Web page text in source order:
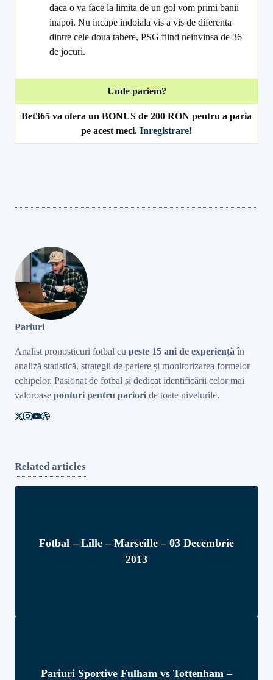
daca o va face la limita de un gol vom primi banii
inapoi. Nu incape indoiala vis a vis de diferenta
dintre cele doua tabere, PSG fiind neinvinsa de 36
de jocuri.
Unde pariem?
Bet365 va ofera un BONUS de 200 RON pentru a paria
pe acest meci. Inregistrare!
Pariuri
Analist pronosticuri fotbal cu peste 15 ani de experiență în
analiză statistică, strategii de pariere și monitorizarea formelor
echipelor. Pasionat de fotbal și dedicat identificării celor mai
valoroase ponturi pentru pariori de toate nivelurile.
Related articles
Fotbal – Lille – Marseille – 03 Decembrie
2013
Pariuri Sportive Fulham vs Tottenham –